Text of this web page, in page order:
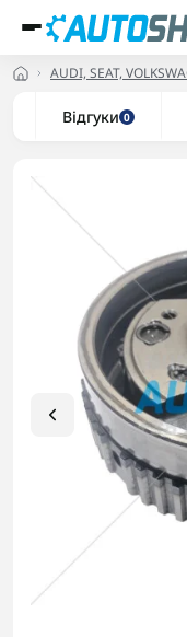
AUDI, SEAT,
Відгуки 0